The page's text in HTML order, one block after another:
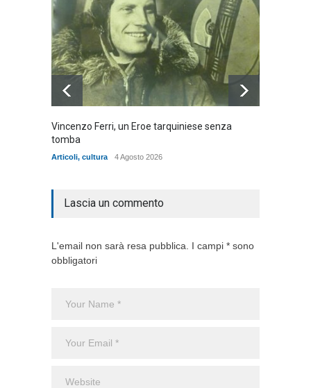
Vincenzo Ferri, un Eroe tarquiniese senza
tomba
Articoli, cultura 4 Agosto 2026
Lascia un commento
L'email non sarà resa pubblica. I campi * sono
obbligatori